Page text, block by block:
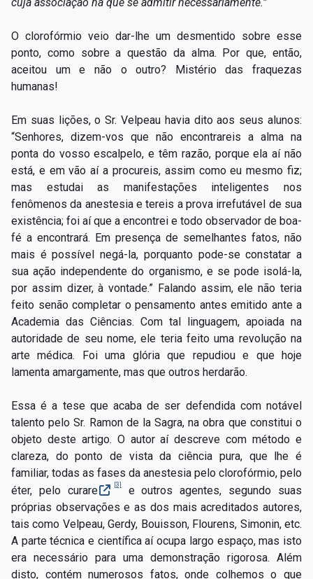
O clorofórmio veio dar-lhe um desmentido sobre esse
ponto, como sobre a questão da alma. Por que, então,
aceitou um e não o outro? Mistério das fraquezas
humanas!
Em suas lições, o Sr. Velpeau havia dito aos seus alunos:
“Senhores, dizem-vos que não encontrareis a alma na
ponta do vosso escalpelo, e têm razão, porque ela aí não
está, e em vão aí a procureis, assim como eu mesmo fiz;
mas estudai as manifestações inteligentes nos
fenômenos da anestesia e tereis a prova irrefutável de sua
existência; foi aí que a encontrei e todo observador de boa-
fé a encontrará. Em presença de semelhantes fatos, não
mais é possível negá-la, porquanto pode-se constatar a
sua ação independente do organismo, e se pode isolá-la,
por assim dizer, à vontade.” Falando assim, ele não teria
feito senão completar o pensamento antes emitido ante a
Academia das Ciências. Com tal linguagem, apoiada na
autoridade de seu nome, ele teria feito uma revolução na
arte médica. Foi uma glória que repudiou e que hoje
lamenta amargamente, mas que outros herdarão.
Essa é a tese que acaba de ser defendida com notável
talento pelo Sr. Ramon de la Sagra, na obra que constitui o
objeto deste artigo. O autor aí descreve com método e
clareza, do ponto de vista da ciência pura, que lhe é
familiar, todas as fases da anestesia pelo clorofórmio, pelo
éter, pelo curare
[3]e outros agentes, segundo suas
próprias observações e as dos mais acreditados autores,
tais como Velpeau, Gerdy, Bouisson, Flourens, Simonin, etc.
A parte técnica e científica aí ocupa largo espaço, mas isto
era necessário para uma demonstração rigorosa. Além
disto, contém numerosos fatos, onde colhemos o que